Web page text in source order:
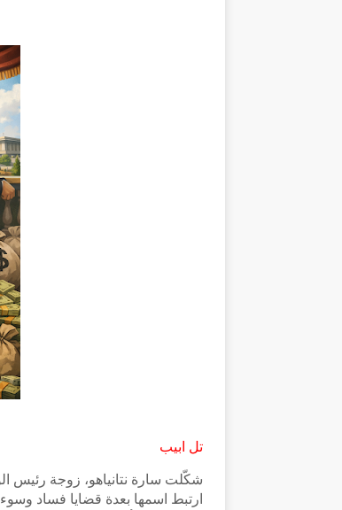
تل ابيب
شكّلت سارة نتانياهو، زوجة رئيس
ارتبط اسمها بعدة قضايا فساد